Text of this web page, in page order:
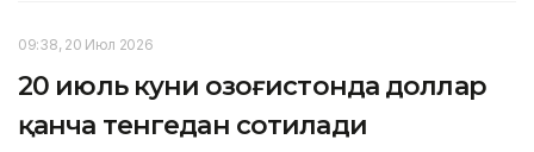
09:38, 20 Июл 2026
20 июль куни Қозоғистонда доллар
қанча тенгедан сотилади